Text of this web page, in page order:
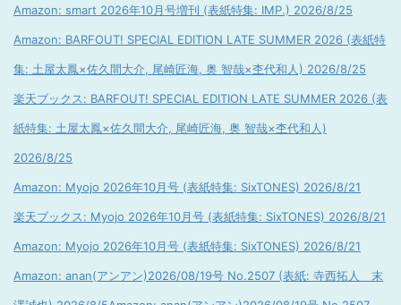
Amazon: smart 2026年10月号増刊 (表紙特集: IMP.) 2026/8/25
Amazon: BARFOUT! SPECIAL EDITION LATE SUMMER 2026 (表紙特
集: 土屋太鳳×佐久間大介, 尾崎匠海, 奥 智哉×杢代和人) 2026/8/25
楽天ブックス: BARFOUT! SPECIAL EDITION LATE SUMMER 2026 (表
紙特集: 土屋太鳳×佐久間大介, 尾崎匠海, 奥 智哉×杢代和人)
2026/8/25
Amazon: Myojo 2026年10月号 (表紙特集: SixTONES) 2026/8/21
楽天ブックス: Myojo 2026年10月号 (表紙特集: SixTONES) 2026/8/21
Amazon: Myojo 2026年10月号 (表紙特集: SixTONES) 2026/8/21
Amazon: anan(アンアン)2026/08/19号 No.2507 (表紙: 寺西拓人 末